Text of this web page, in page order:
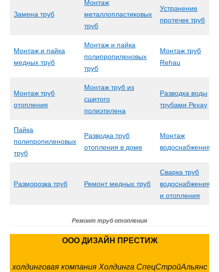
Замена труб
Монтаж
металлопластиковых
труб
Устранение
протечек труб
Монтаж и пайка
медных труб
Монтаж и пайка
полипропиленовых
труб
Монтаж труб
Rehau
Монтаж труб
отопления
Монтаж труб из
сшитого
полиэтилена
Разводка воды
трубами Рехау
Пайка
полипропиленовых
труб
Разводка труб
отопления в доме
Монтаж
водоснабжения
Разморозка труб Ремонт медных труб
Сварка труб
водоснабжения
и отопления
Ремонт труб отопления
ООО ДИЗАЙН ПРЕСТИЖ
холдинговая компания Холдинга СпецСтройАльянс